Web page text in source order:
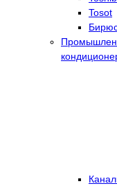
Tosot